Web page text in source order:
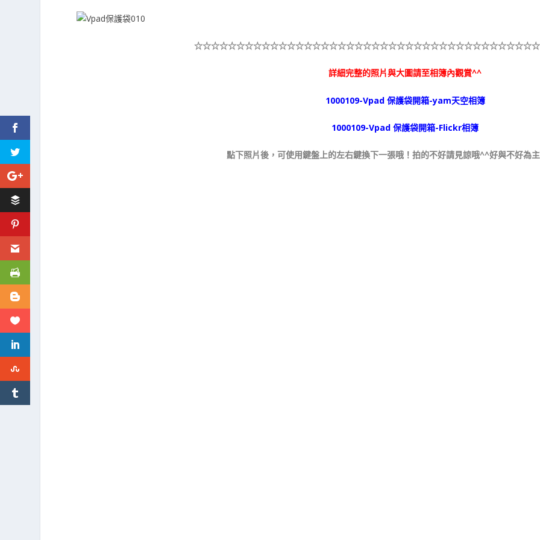
☆☆☆☆☆☆☆☆☆☆☆☆☆☆☆☆☆☆☆☆☆☆☆☆☆☆☆☆☆☆☆☆☆☆☆☆☆☆☆☆
詳細完整的照片與大圖請至相簿內觀賞^^
1000109-Vpad 保護袋開箱-yam天空相簿
1000109-Vpad 保護袋開箱-Flickr相簿
點下照片後，可使用鍵盤上的左右鍵換下一張哦！拍的不好請見諒哦^^好與不好為